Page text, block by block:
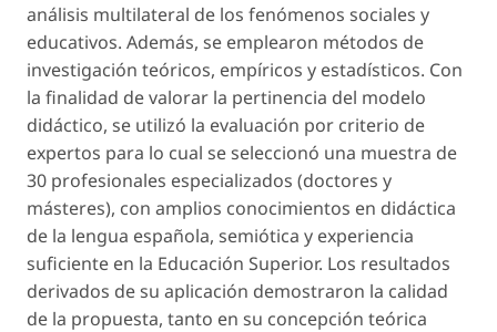
análisis multilateral de los fenómenos sociales y
educativos. Además, se emplearon métodos de
investigación teóricos, empíricos y estadísticos. Con
la finalidad de valorar la pertinencia del modelo
didáctico, se utilizó la evaluación por criterio de
expertos para lo cual se seleccionó una muestra de
30 profesionales especializados (doctores y
másteres), con amplios conocimientos en didáctica
de la lengua española, semiótica y experiencia
suficiente en la Educación Superior. Los resultados
derivados de su aplicación demostraron la calidad
de la propuesta, tanto en su concepción teórica